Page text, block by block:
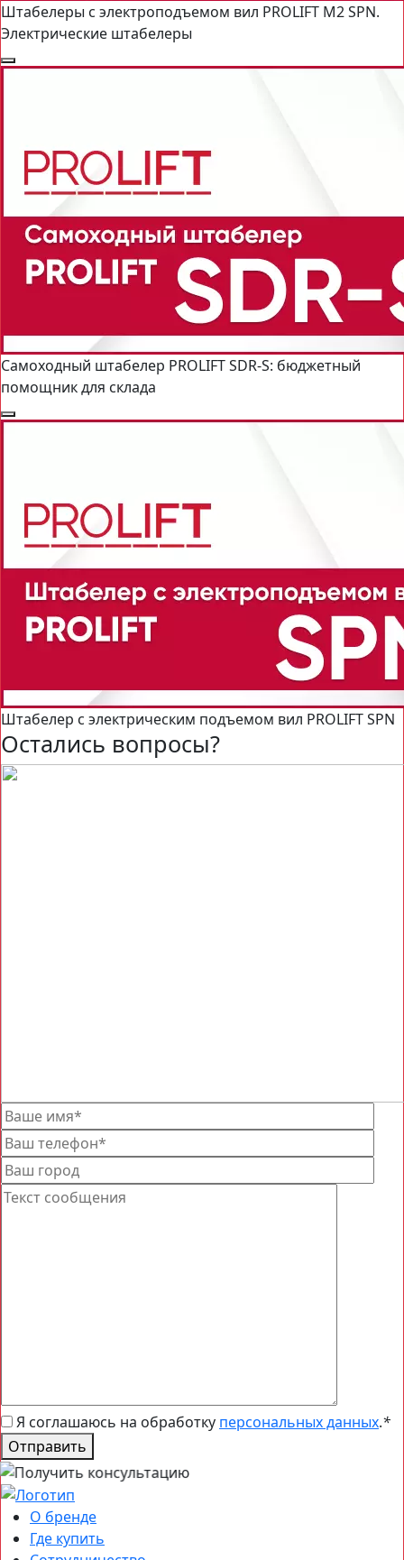
Штабелеры с электроподъемом вил PROLIFT M2 SPN.
Электрические штабелеры
Самоходный штабелер PROLIFT SDR-S: бюджетный
помощник для склада
Штабелер с электрическим подъемом вил PROLIFT SPN
Остались вопросы?
Я соглашаюсь на обработку персональных данных.*
Отправить
О бренде
Где купить